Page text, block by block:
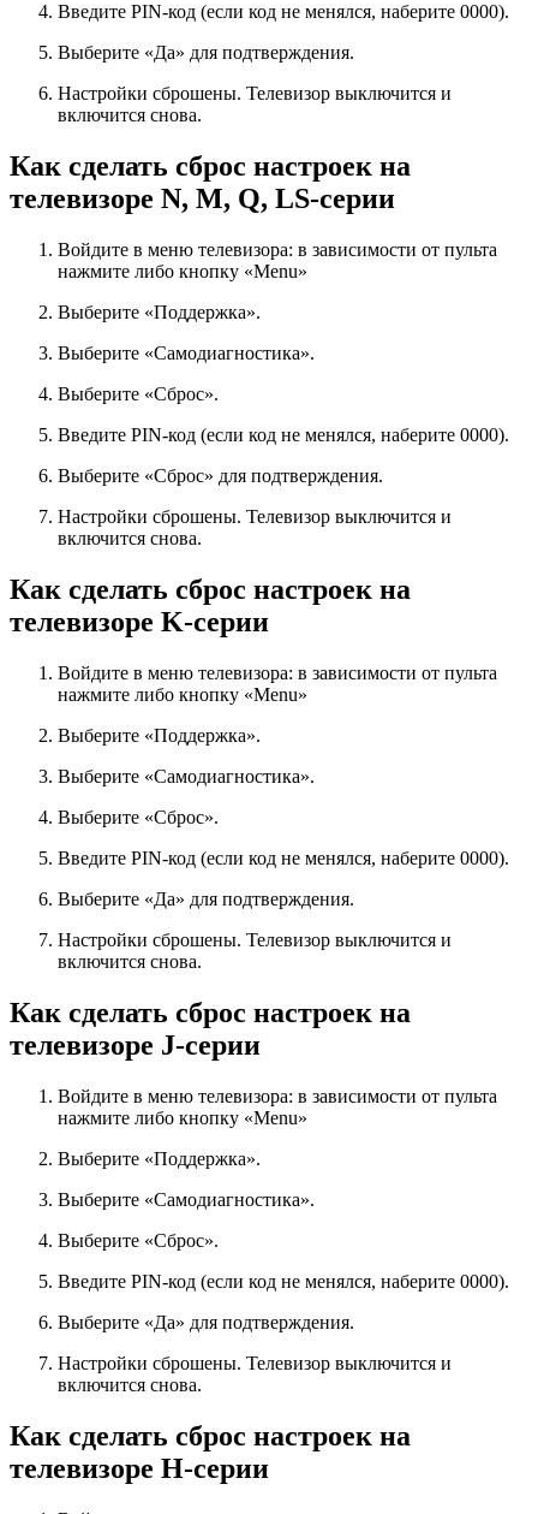
Введите PIN-код (если код не менялся, наберите 0000).
Выберите «Да» для подтверждения.
Настройки сброшены. Телевизор выключится и
включится снова.
Как сделать сброс настроек на
телевизоре N, M, Q, LS-серии
Войдите в меню телевизора: в зависимости от пульта
нажмите либо кнопку «Menu»
Выберите «Поддержка».
Выберите «Самодиагностика».
Выберите «Сброс».
Введите PIN-код (если код не менялся, наберите 0000).
Выберите «Сброс» для подтверждения.
Настройки сброшены. Телевизор выключится и
включится снова.
Как сделать сброс настроек на
телевизоре K-серии
Войдите в меню телевизора: в зависимости от пульта
нажмите либо кнопку «Menu»
Выберите «Поддержка».
Выберите «Самодиагностика».
Выберите «Сброс».
Введите PIN-код (если код не менялся, наберите 0000).
Выберите «Да» для подтверждения.
Настройки сброшены. Телевизор выключится и
включится снова.
Как сделать сброс настроек на
телевизоре J-серии
Войдите в меню телевизора: в зависимости от пульта
нажмите либо кнопку «Menu»
Выберите «Поддержка».
Выберите «Самодиагностика».
Выберите «Сброс».
Введите PIN-код (если код не менялся, наберите 0000).
Выберите «Да» для подтверждения.
Настройки сброшены. Телевизор выключится и
включится снова.
Как сделать сброс настроек на
телевизоре H-серии